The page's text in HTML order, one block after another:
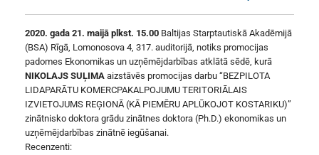
2020. gada 21. maijā plkst. 15.00 Baltijas Starptautiskā Akadēmijā
(BSA) Rīgā, Lomonosova 4, 317. auditorijā, notiks promocijas
padomes Ekonomikas un uzņēmējdarbības atklātā sēdē, kurā
NIKOLAJS SUĻIMA aizstāvēs promocijas darbu “BEZPILOTA
LIDAPARĀTU KOMERCPAKALPOJUMU TERITORIĀLAIS
IZVIETOJUMS REĢIONĀ (KĀ PIEMĒRU APLŪKOJOT KOSTARIKU)”
zinātnisko doktora grādu zinātnes doktora (Ph.D.) ekonomikas un
uzņēmējdarbības zinātnē iegūšanai.
Recenzenti: